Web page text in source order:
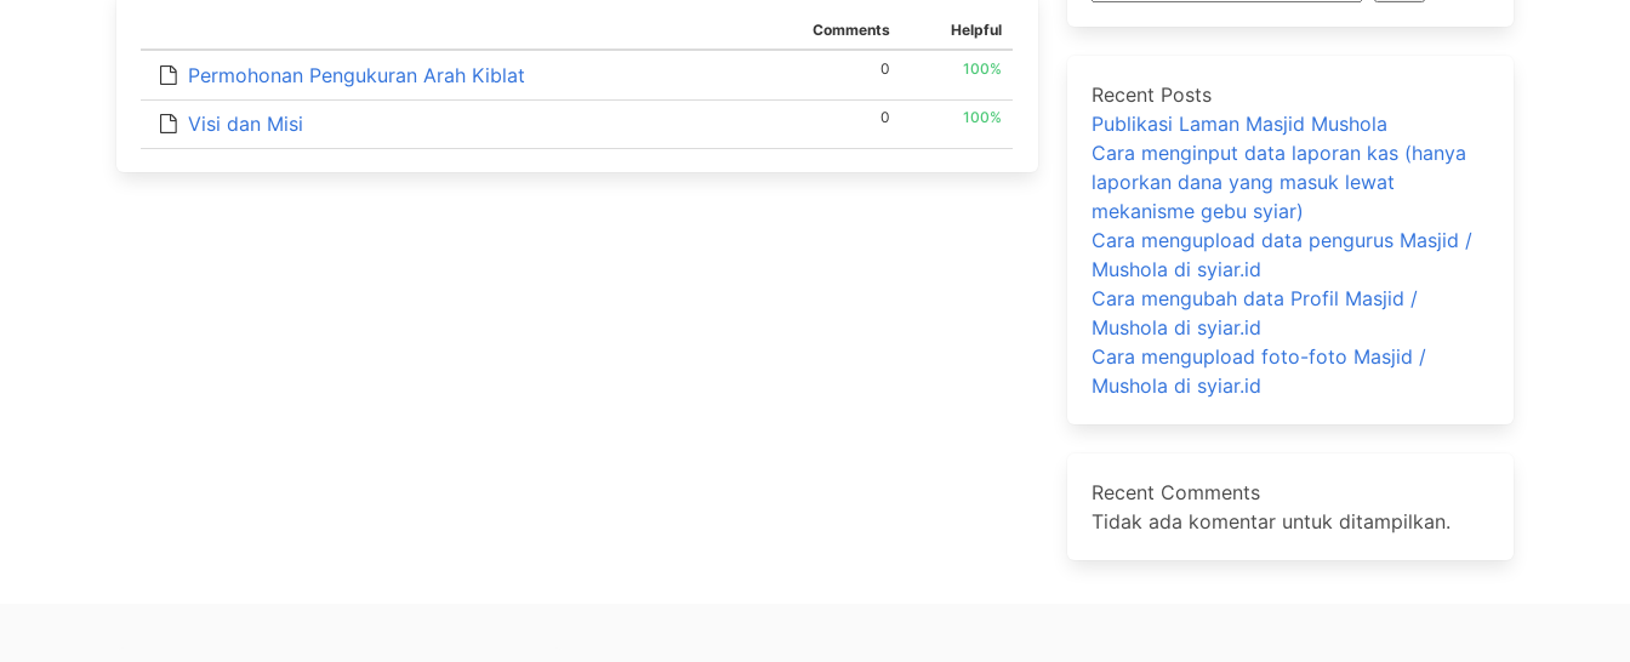
Comments Helpful
Permohonan Pengukuran Arah Kiblat 0 100%
Visi dan Misi 0 100%
Recent Posts
Publikasi Laman Masjid Mushola
Cara menginput data laporan kas (hanya
laporkan dana yang masuk lewat
mekanisme gebu syiar)
Cara mengupload data pengurus Masjid /
Mushola di syiar.id
Cara mengubah data Profil Masjid /
Mushola di syiar.id
Cara mengupload foto-foto Masjid /
Mushola di syiar.id
Recent Comments
Tidak ada komentar untuk ditampilkan.